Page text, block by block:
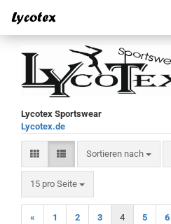
Lycotex Sportswear
Lycotex.de
Sortieren nach
Sortieren nach
15 pro Seite
pro Seite
« 1 2 3 4 5 6